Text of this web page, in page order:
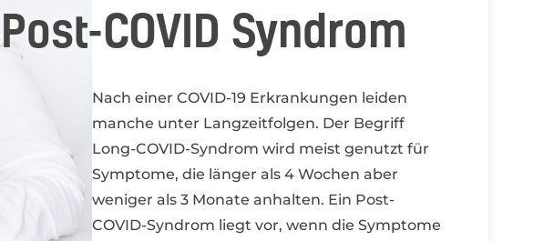
Post-COVID Syndrom
Nach einer COVID-19 Erkrankungen leiden
manche unter Langzeitfolgen. Der Begriff
Long-COVID-Syndrom wird meist genutzt für
Symptome, die länger als 4 Wochen aber
weniger als 3 Monate anhalten. Ein Post-
COVID-Syndrom liegt vor, wenn die Symptome